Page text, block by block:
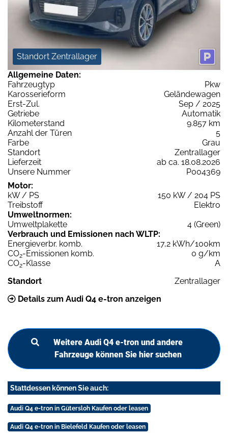
Standort Zentrallager
Allgemeine Daten:
Fahrzeugtyp
Pkw
Karosserieform
Geländewagen
Erst-Zul.
Sep / 2025
Getriebe
Automatik
Kilometerstand
9.857 km
Anzahl der Türen
5
Farbe
Grau
Standort
Zentrallager
Lieferzeit
ab ca. 18.08.2026
Unsere Nummer
P004369
Motor:
kW / PS
150 kW / 204 PS
Treibstoff
Elektro
Umweltnormen:
Umweltplakette
4 (Green)
Verbrauch und Emissionen nach WLTP:
Energieverbr. komb.
17,2 kWh/100km
CO2-Emissionen komb.
0 g/km
CO2-Klasse
A
Standort
Zentrallager
Details zum Audi Q4 e-tron anzeigen
Weitere Audi Q4 e-tron und andere
Fahrzeuge können Sie hier suchen
Stattdessen können Sie auch:
Audi Q4 e-tron in Gütersloh Kaufen oder leasen
Audi Q4 e-tron in Bielefeld Kaufen oder leasen